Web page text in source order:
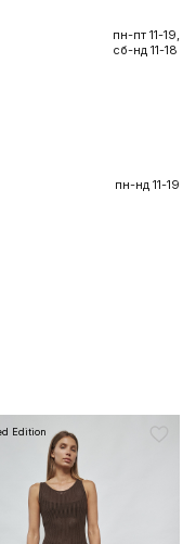
пн-пт 11-19,
сб-нд 11-18
пн-нд 11-19
Edition